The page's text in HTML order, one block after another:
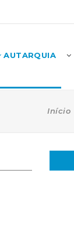
AUTARQUIA
Início